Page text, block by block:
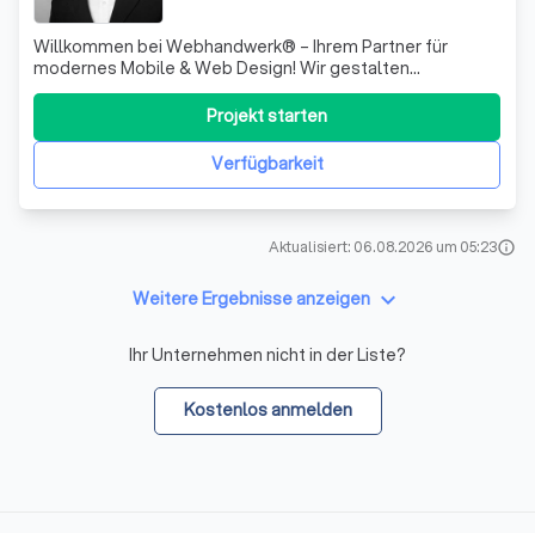
Willkommen bei Webhandwerk® – Ihrem Partner für
modernes Mobile & Web Design! Wir gestalten
responsive Webseiten, die auf allen Geräten perfekt zur
Geltung kommen. Unsere skalierbaren Designs
garantieren eine optimale Benutzererfahrung, egal ob auf
Verfügbarkeit
Projekt starten
Aktualisiert: 06.08.2026 um 05:23info
Weitere Ergebnisse anzeigen keyboard_arrow_down
Ihr Unternehmen nicht in der Liste?
Kostenlos anmelden